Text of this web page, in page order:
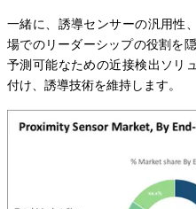
一緒に、誘導センサーの汎用性
場でのリーダーシップの役割を
予測可能なための近接検出ソリ
付け、誘導技術を維持します。